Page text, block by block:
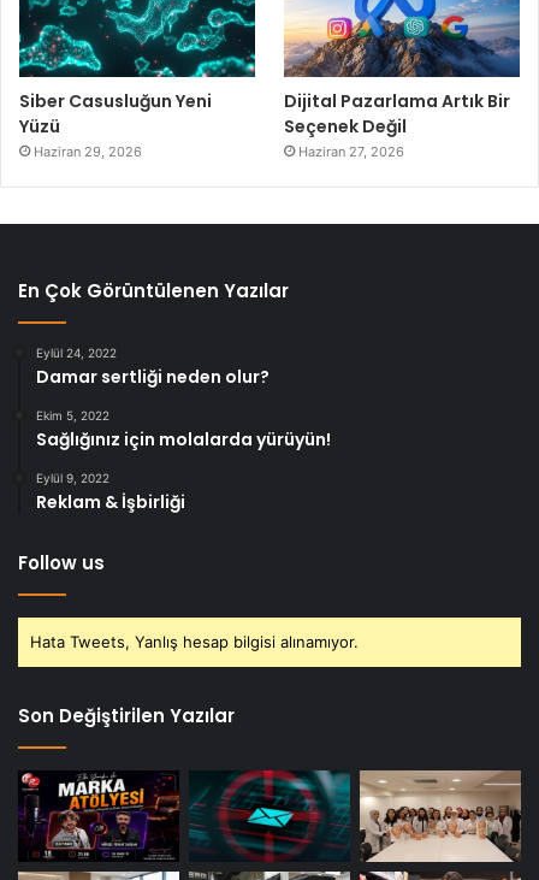
Siber Casusluğun Yeni
Yüzü
Haziran 29, 2026
Dijital Pazarlama Artık Bir
Seçenek Değil
Haziran 27, 2026
En Çok Görüntülenen Yazılar
Eylül 24, 2022
Damar sertliği neden olur?
Ekim 5, 2022
Sağlığınız için molalarda yürüyün!
Eylül 9, 2022
Reklam & İşbirliği
Follow us
Hata Tweets, Yanlış hesap bilgisi alınamıyor.
Son Değiştirilen Yazılar